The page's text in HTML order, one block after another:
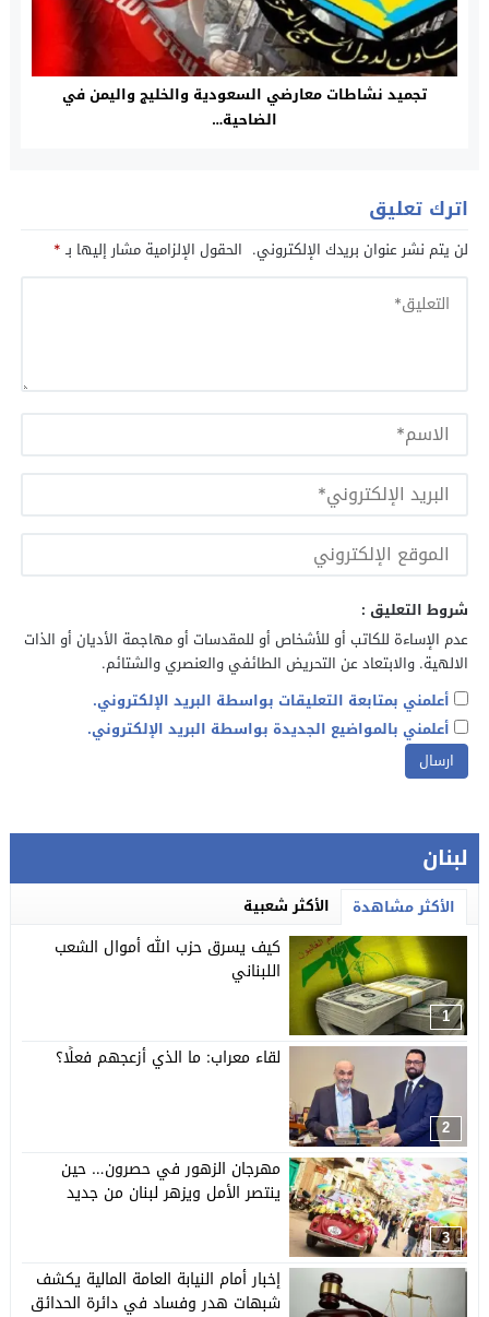
تجميد نشاطات معارضي السعودية والخليج واليمن في
الضاحية…
اترك تعليق
لن يتم نشر عنوان بريدك الإلكتروني. الحقول الإلزامية مشار إليها بـ*
شروط التعليق :
عدم الإساءة للكاتب أو للأشخاص أو للمقدسات أو مهاجمة الأديان أو الذات
الالهية. والابتعاد عن التحريض الطائفي والعنصري والشتائم.
أعلمني بمتابعة التعليقات بواسطة البريد الإلكتروني.
أعلمني بالمواضيع الجديدة بواسطة البريد الإلكتروني.
لبنان
الأكثر مشاهدة الأكثر شعبية
1
كيف يسرق حزب الله أموال الشعب
اللبناني
2
لقاء معراب: ما الذي أزعجهم فعلًا؟
3
مهرجان الزهور في حصرون… حين
ينتصر الأمل ويزهر لبنان من جديد
إخبار أمام النيابة العامة المالية يكشف
شبهات هدر وفساد في دائرة الحدائق